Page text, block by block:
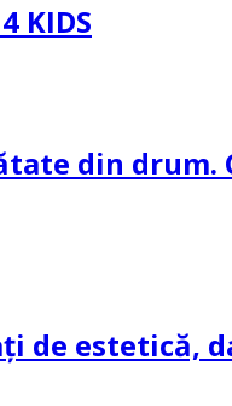
KIDS
din drum.
de estetică,